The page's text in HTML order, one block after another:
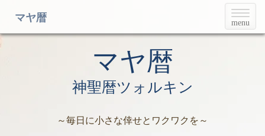
T
o
g
menu
マヤ暦
マヤ暦
神聖暦ツォルキン
～毎日に小さな倖せとワクワクを～